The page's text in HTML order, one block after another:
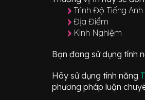
Trình Độ Tiếng Anh
Địa Điểm
Kinh Nghiệm
Bạn đang sử dụng tính
Hãy sử dụng tính năng
phương pháp luận